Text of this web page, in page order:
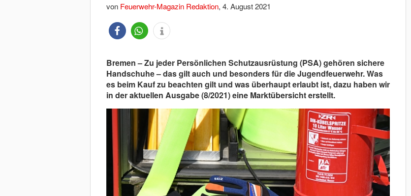
von Feuerwehr-Magazin Redaktion, 4. August 2021
Bremen – Zu jeder Persönlichen Schutzausrüstung (PSA) gehören sichere
Handschuhe – das gilt auch und besonders für die Jugendfeuerwehr. Was
es beim Kauf zu beachten gilt und was überhaupt erlaubt ist, dazu haben wir
in der aktuellen Ausgabe (8/2021) eine Marktübersicht erstellt.